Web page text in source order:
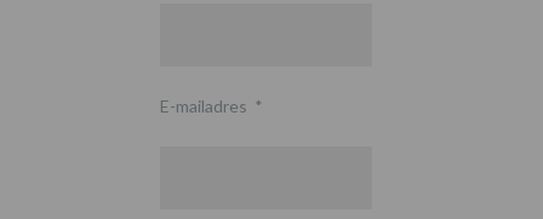
E-mailadres *